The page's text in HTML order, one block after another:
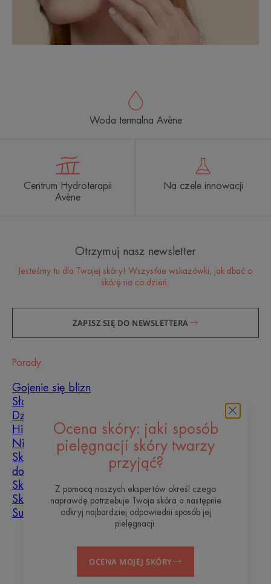
Ocena skóry: jaki sposób
pielęgnacji skóry twarzy
przyjąć?
Z pomocą naszych ekspertów określ czego
naprawdę potrzebuje Twoja skóra a następnie
odkryj najbardziej odpowiedni sposób jej
pielęgnacji.
OCENA MOJEJ SKÓRY
Woda termalna Avène
Centrum Hydroterapii
Avène
Na czele innowacji
Otrzymuj nasz newsletter
Jesteśmy tu dla Twojej skóry! Wszystkie wskazówki, jak dbać o
skórę na co dzień.
ZAPISZ SIĘ DO NEWSLETTERA
Porady
Gojenie się blizn
Słońce
Dziecko
Hiperkeratoza
Niedoskonałości skóry
Skóra tłusta, skłonna
do niedoskonałości
Skóra mieszana
Skóra sucha
Suchość i odwodnienie
O nas
Często zadawane pytania